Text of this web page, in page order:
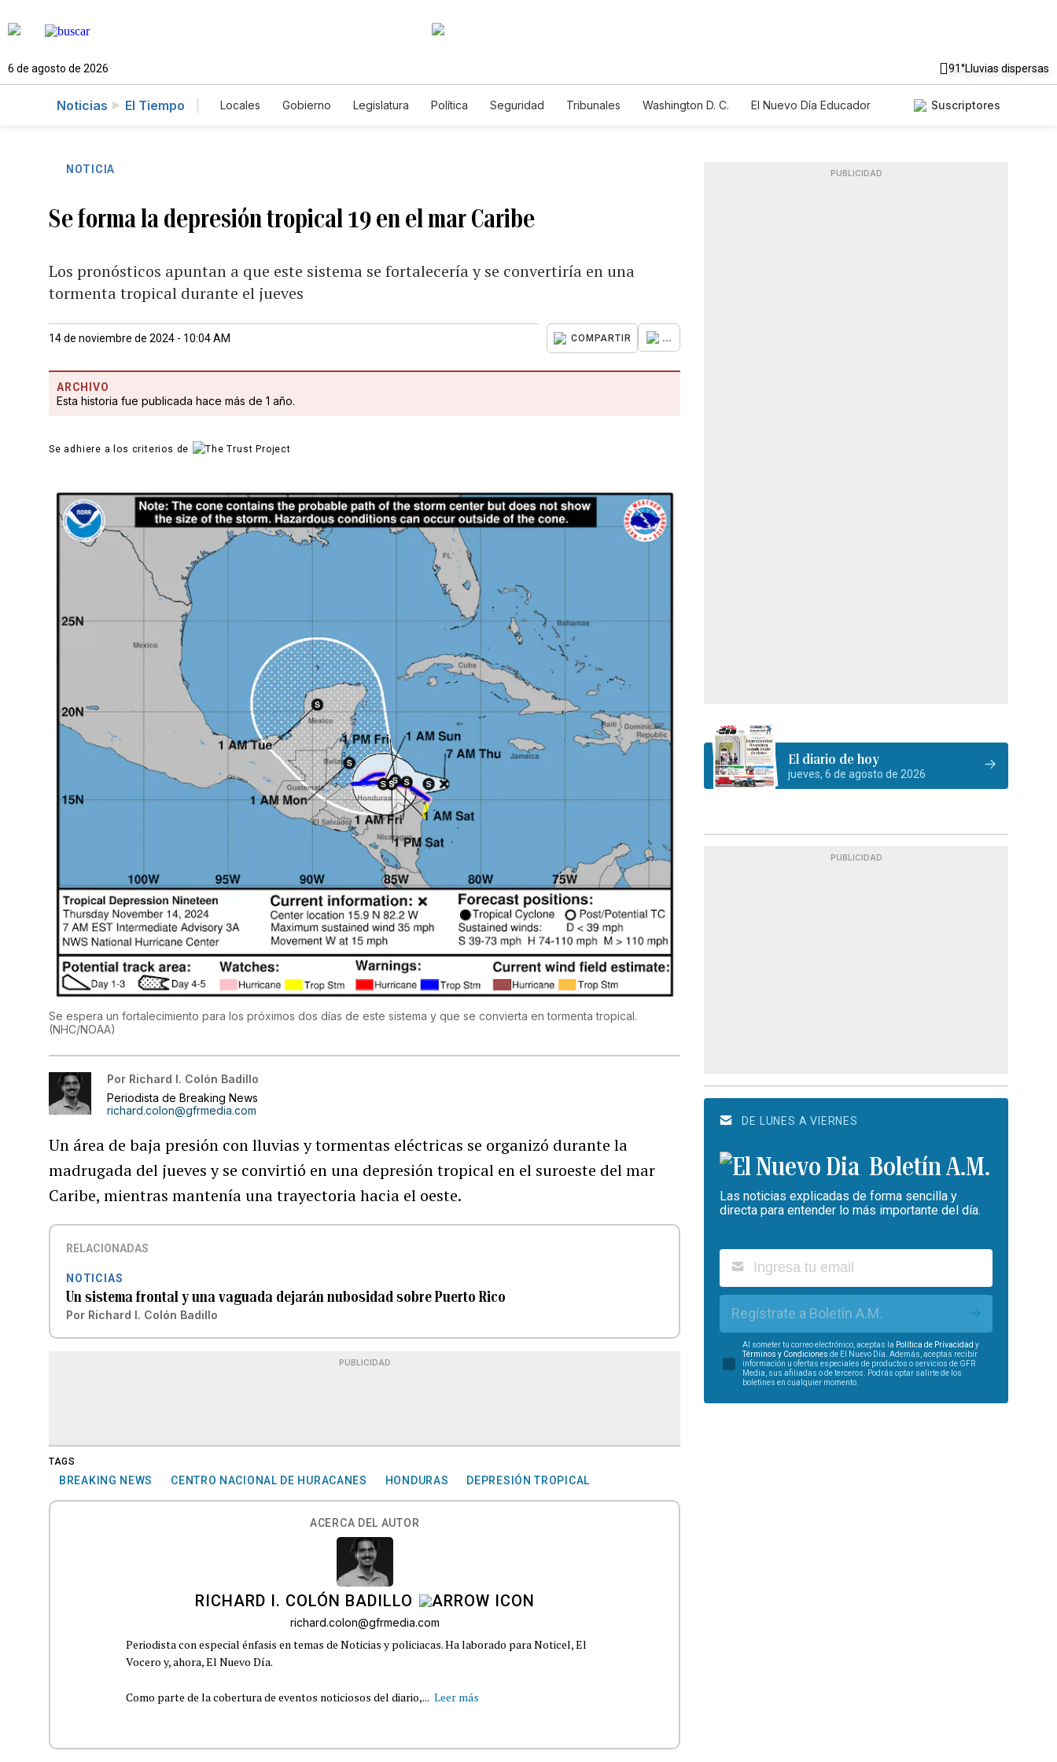
6 de agosto de 2026 91°Lluvias dispersas
Noticias El Tiempo Locales Gobierno Legislatura Política Seguridad Tribunales Washington D. C.
El Nuevo Día Educador
Suscriptores
NOTICIA
Se forma la depresión tropical 19 en el mar Caribe
Los pronósticos apuntan a que este sistema se fortalecería y se convertiría en una
tormenta tropical durante el jueves
14 de noviembre de 2024 - 10:04 AM COMPARTIR ...
ARCHIVO
Esta historia fue publicada hace más de 1 año.
Se adhiere a los criterios de
Se espera un fortalecimiento para los próximos dos días de este sistema y que se convierta en tormenta tropical.
(NHC/NOAA)
Por Richard I. Colón Badillo
Periodista de Breaking News
richard.colon@gfrmedia.com
Un área de baja presión con lluvias y tormentas eléctricas se organizó durante la
madrugada del jueves y se convirtió en una depresión tropical en el suroeste del mar
Caribe, mientras mantenía una trayectoria hacia el oeste.
RELACIONADAS
NOTICIAS
Un sistema frontal y una vaguada dejarán nubosidad sobre Puerto Rico
Por Richard I. Colón Badillo
PUBLICIDAD
TAGS
BREAKING NEWS CENTRO NACIONAL DE HURACANES HONDURAS DEPRESIÓN TROPICAL
ACERCA DEL AUTOR
RICHARD I. COLÓN BADILLO
richard.colon@gfrmedia.com
Periodista con especial énfasis en temas de Noticias y policiacas. Ha laborado para Noticel, El
Vocero y, ahora, El Nuevo Día.
Como parte de la cobertura de eventos noticiosos del diario,... Leer más
PUBLICIDAD
El diario de hoy
jueves, 6 de agosto de 2026
PUBLICIDAD
DE LUNES A VIERNES
Boletín A.M.
Las noticias explicadas de forma sencilla y
directa para entender lo más importante del día.
Regístrate a Boletín A.M.
Al someter tu correo electrónico, aceptas la Política de Privacidad y
Términos y Condiciones de El Nuevo Día. Además, aceptas recibir
información u ofertas especiales de productos o servicios de GFR
Media, sus afiliadas o de terceros. Podrás optar salirte de los
boletines en cualquier momento.